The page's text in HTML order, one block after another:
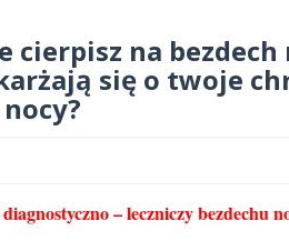
cierpisz na
się o twoje
– leczniczy bezdechu